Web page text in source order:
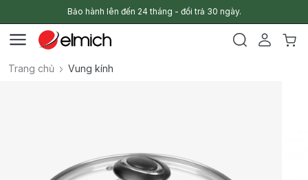
Bảo hành lên đến 24 tháng - đổi trả 30 ngày.
Trang chủ Vung kính